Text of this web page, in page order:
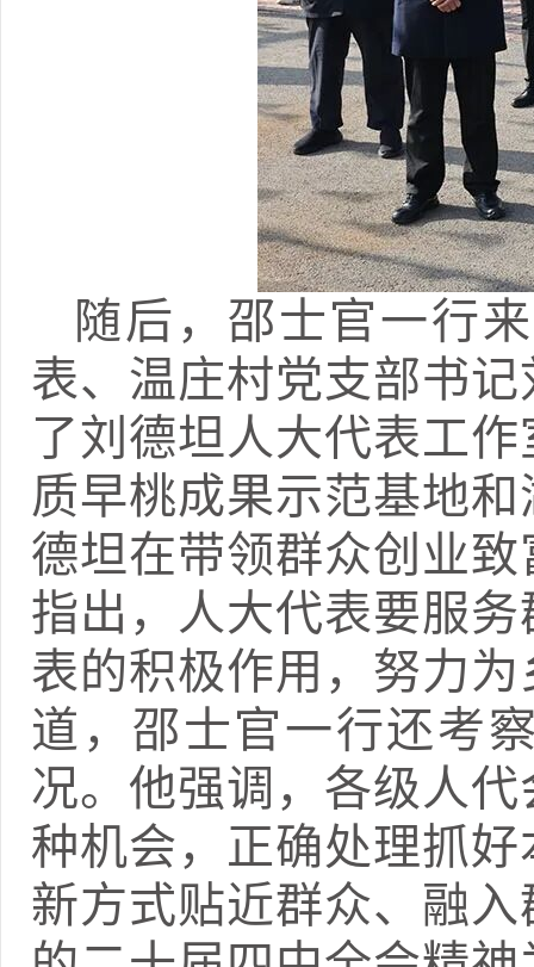
随后，邵士官一行
表、温庄村党支部书
了刘德坦人大代表工
质早桃成果示范基地
德坦在带领群众创业
指出，人大代表要服
表的积极作用，努力
道，邵士官一行还考
况。他强调，各级人
种机会，正确处理抓
新方式贴近群众、融